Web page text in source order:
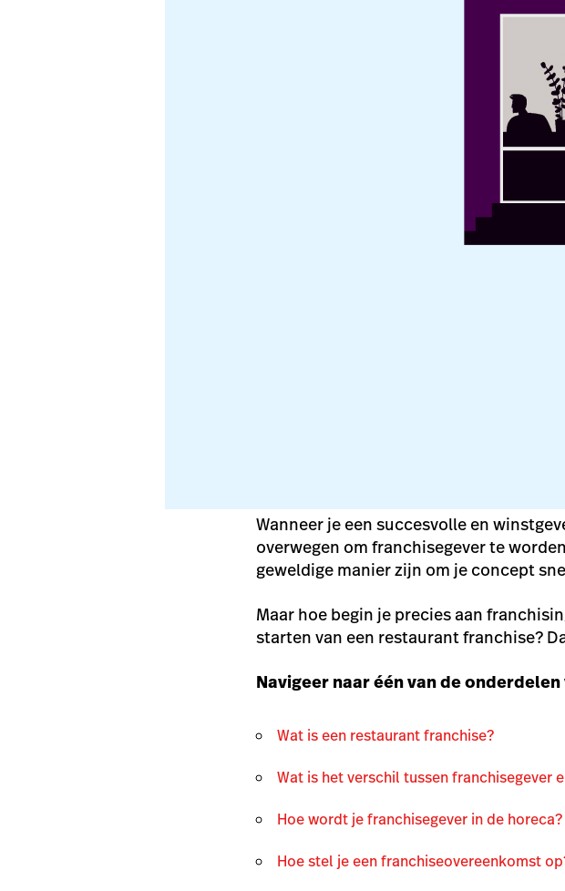
Wanneer je een succesvolle en
overwegen om franchisegever te
geweldige manier zijn om je concept
Maar hoe begin je precies aan
starten van een restaurant franchise?
Navigeer naar één van de
Wat is een restaurant franchise?
Wat is het verschil tussen franchisegever
Hoe wordt je franchisegever in de horeca?
Hoe stel je een franchiseovereenkomst